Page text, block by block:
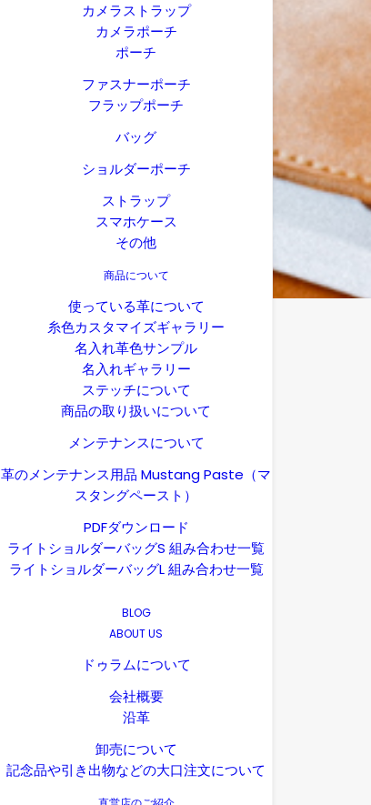
カメラストラップ
カメラポーチ
ポーチ
ファスナーポーチ
フラップポーチ
バッグ
ショルダーポーチ
ストラップ
スマホケース
その他
商品について
使っている革について
糸色カスタマイズギャラリー
名入れ革色サンプル
名入れギャラリー
ステッチについて
商品の取り扱いについて
メンテナンスについて
革のメンテナンス用品 Mustang Paste（マ
スタングペースト）
PDFダウンロード
ライトショルダーバッグS 組み合わせ一覧
ライトショルダーバッグL 組み合わせ一覧
BLOG
ABOUT US
ドゥラムについて
会社概要
沿革
卸売について
記念品や引き出物などの大口注文について